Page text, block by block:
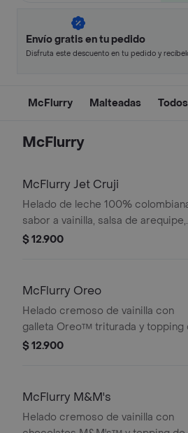
Envío gratis en tu pedido
Disfruta este descuento en tu pedido y
McFlurry Malteadas
McFlurry
McFlurry Jet Cruji
Helado de leche 100%
sabor a vainilla, salsa de arequipe,
arroz inflado y medias lunas de
$ 12.900
McFlurry Oreo
Helado cremoso de vainilla con
galleta Oreo™ triturada y topping
chocolate.
$ 12.900
McFlurry M&M's
Helado cremoso de vainilla con